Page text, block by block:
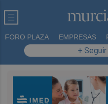
FORO PLAZA EMPRESAS
+